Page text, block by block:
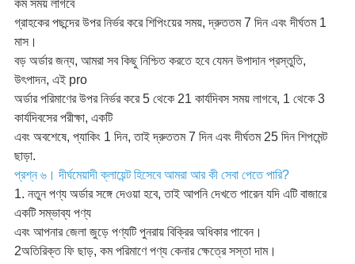
কম সময় লাগবে
গ্রাহকের পছন্দের উপর নির্ভর করে শিপিংয়ের সময়, দ্রুততম 7 দিন এবং দীর্ঘতম 1
মাস।
বড় অর্ডার জন্য, আমরা সব কিছু নিশ্চিত করতে হবে যেমন উপাদান প্রস্তুতি,
উৎপাদন, এই pro
অর্ডার পরিমাণের উপর নির্ভর করে 5 থেকে 21 কার্যদিবস সময় লাগবে, 1 থেকে 3
কার্যদিবসের পরীক্ষা, একটি
এবং অবশেষে, প্যাকিং 1 দিন, তাই দ্রুততম 7 দিন এবং দীর্ঘতম 25 দিন শিপমেন্ট
ছাড়া.
প্রশ্ন ৬। দীর্ঘমেয়াদী ক্লায়েন্ট হিসেবে আমরা আর কী সেবা পেতে পারি?
1. নতুন পণ্য অর্ডার সঙ্গে দেওয়া হবে, তাই আপনি দেখতে পারেন যদি এটি বাজারে
একটি সম্ভাব্য পণ্য
এবং আপনার জেলা জুড়ে পণ্যটি পুনরায় বিক্রির অধিকার পাবেন।
2অতিরিক্ত ফি ছাড়, কম পরিমাণে পণ্য কেনার ক্ষেত্রে সস্তা দাম।